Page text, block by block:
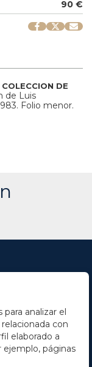
90 €
COLECCION DE
de Luis
Folio menor.
papel de hilo.
analizar el
con
elaborado a
páginas